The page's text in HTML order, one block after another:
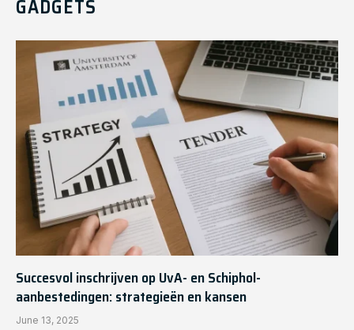
GADGETS
Succesvol inschrijven op UvA- en Schiphol-
aanbestedingen: strategieën en kansen
June 13, 2025